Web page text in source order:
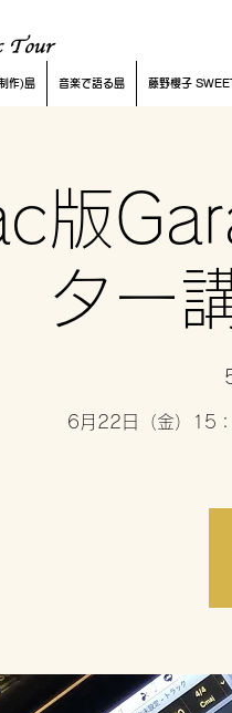
作)島 音楽で語る島 藤野櫻子
版
ター
6月22日（金）15